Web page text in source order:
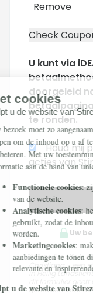
Remove
U kunt via
doorgeleid
te ronden.
Houd mij
acties van
Uw
Stirezo Pro Life is
Christiana - een
in Heilig
gebruiken voor